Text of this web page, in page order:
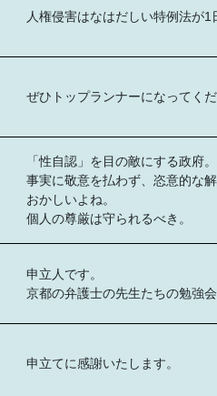
人権侵害はなはだしい特例法が1
ぜひトップランナーになってく
「性自認」を目の敵にする政府。
事実に敬意を払わず、恣意的な
おかしいよね。
個人の尊厳は守られるべき。
申立人です。
京都の弁護士の先生たちの勉強
申立てに感謝いたします。